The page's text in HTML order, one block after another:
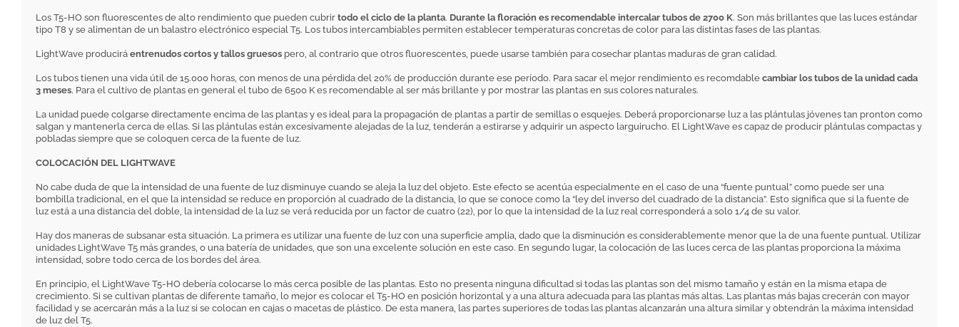
Los T5-HO son fluorescentes de alto rendimiento que pueden cubrir todo el ciclo de la planta. Durante la floración es recomendable intercalar tubos de 2700 K. Son más brillantes que las luces estándar
tipo T8 y se alimentan de un balastro electrónico especial T5. Los tubos intercambiables permiten establecer temperaturas concretas de color para las distintas fases de las plantas.
LightWave producirá entrenudos cortos y tallos gruesos pero, al contrario que otros fluorescentes, puede usarse también para cosechar plantas maduras de gran calidad.
Los tubos tienen una vida útil de 15.000 horas, con menos de una pérdida del 20% de producción durante ese período. Para sacar el mejor rendimiento es recomdable cambiar los tubos de la unidad cada
3 meses. Para el cultivo de plantas en general el tubo de 6500 K es recomendable al ser más brillante y por mostrar las plantas en sus colores naturales.
La unidad puede colgarse directamente encima de las plantas y es ideal para la propagación de plantas a partir de semillas o esquejes. Deberá proporcionarse luz a las plántulas jóvenes tan pronton como
salgan y mantenerla cerca de ellas. Si las plántulas están excesivamente alejadas de la luz, tenderán a estirarse y adquirir un aspecto larguirucho. El LightWave es capaz de producir plántulas compactas y
pobladas siempre que se coloquen cerca de la fuente de luz.
COLOCACIÓN DEL LIGHTWAVE
No cabe duda de que la intensidad de una fuente de luz disminuye cuando se aleja la luz del objeto. Este efecto se acentúa especialmente en el caso de una “fuente puntual” como puede ser una
bombilla tradicional, en el que la intensidad se reduce en proporción al cuadrado de la distancia, lo que se conoce como la “ley del inverso del cuadrado de la distancia”. Esto significa que si la fuente de
luz está a una distancia del doble, la intensidad de la luz se verá reducida por un factor de cuatro (22), por lo que la intensidad de la luz real corresponderá a solo 1/4 de su valor.
Hay dos maneras de subsanar esta situación. La primera es utilizar una fuente de luz con una superficie amplia, dado que la disminución es considerablemente menor que la de una fuente puntual. Utilizar
unidades LightWave T5 más grandes, o una batería de unidades, que son una excelente solución en este caso. En segundo lugar, la colocación de las luces cerca de las plantas proporciona la máxima
intensidad, sobre todo cerca de los bordes del área.
En principio, el LightWave T5-HO debería colocarse lo más cerca posible de las plantas. Esto no presenta ninguna dificultad si todas las plantas son del mismo tamaño y están en la misma etapa de
crecimiento. Si se cultivan plantas de diferente tamaño, lo mejor es colocar el T5-HO en posición horizontal y a una altura adecuada para las plantas más altas. Las plantas más bajas crecerán con mayor
facilidad y se acercarán más a la luz si se colocan en cajas o macetas de plástico. De esta manera, las partes superiores de todas las plantas alcanzarán una altura similar y obtendrán la máxima intensidad
de luz del T5.